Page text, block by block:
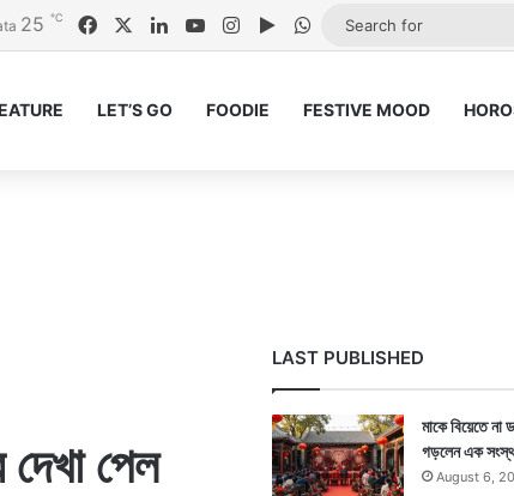
25 ℃ FacebookLinkedInYouTubeInstagram
Google Play
WhatsApp
LET’S GO FOODIE FESTIVE MOOD
পেল
LAST PUBLISHED
মাকে বিয়েতে না
গড়লেন এক
August 6,